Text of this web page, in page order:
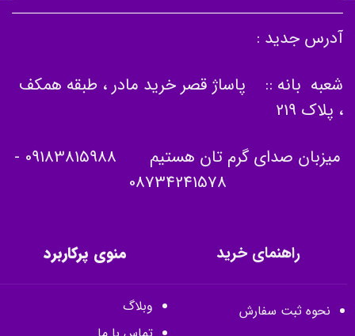
آدرس جدید :
شعبه بانه :: پاساژ قصر خرید مادر ، طبقه همکف
، پلاک 219
میزبان صدای گرم تان هستیم 09183815988
-
08734241578
راهنمای خرید
نحوه ثبت سفارش
منوی پرکاربرد
وبلاگ